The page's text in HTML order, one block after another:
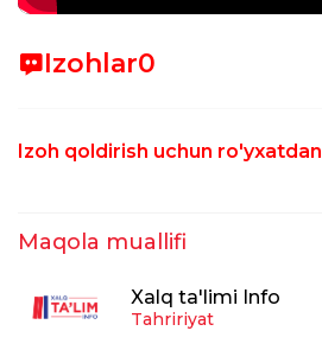
Izohlar0
Izoh qoldirish uchun
Maqola muallifi
Xalq ta'limi Info
Tahririyat